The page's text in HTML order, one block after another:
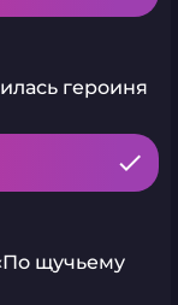
героиня
щучьему